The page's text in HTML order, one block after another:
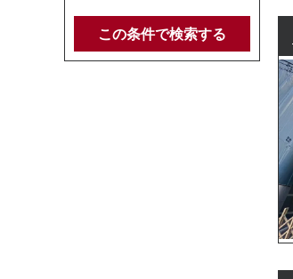
この条件で検索する